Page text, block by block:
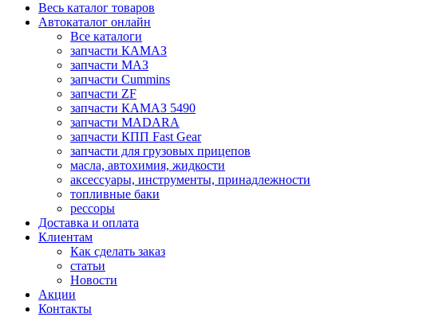
Весь каталог товаров
Автокаталог онлайн
Все каталоги
запчасти КАМАЗ
запчасти МАЗ
запчасти Cummins
запчасти ZF
запчасти КАМАЗ 5490
запчасти MADARA
запчасти КПП Fast Gear
запчасти для грузовых прицепов
масла, автохимия, жидкости
аксессуары, инструменты, принадлежности
топливные баки
рессоры
Доставка и оплата
Клиентам
Как сделать заказ
статьи
Новости
Акции
Контакты